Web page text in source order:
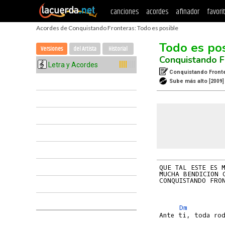
canciones acordes afinador
Acordes de Conquistando Fronteras: Todo es posible
Versiones del Artista Historial
Letra y Acordes
Todo es
Conquistando
Conquistando
Sube más alto [2009]
QUE TAL ESTE ES
MUCHA
CONQUISTANDO
Dm